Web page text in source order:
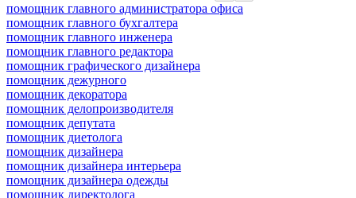
помощник главного администратора офиса
помощник главного бухгалтера
помощник главного инженера
помощник главного редактора
помощник графического дизайнера
помощник дежурного
помощник декоратора
помощник делопроизводителя
помощник депутата
помощник диетолога
помощник дизайнера
помощник дизайнера интерьера
помощник дизайнера одежды
помощник директолога